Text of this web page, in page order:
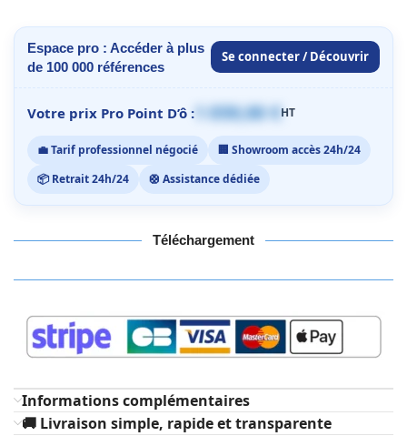
Espace pro : Accéder à plus
de 100 000 références
Se connecter / Découvrir
Votre prix Pro Point D’ô : 1 059,00 €HT
💼 Tarif professionnel négocié
🏢 Showroom accès 24h/24
📦 Retrait 24h/24
🛟 Assistance dédiée
Téléchargement
Informations complémentaires
🚚 Livraison simple, rapide et transparente